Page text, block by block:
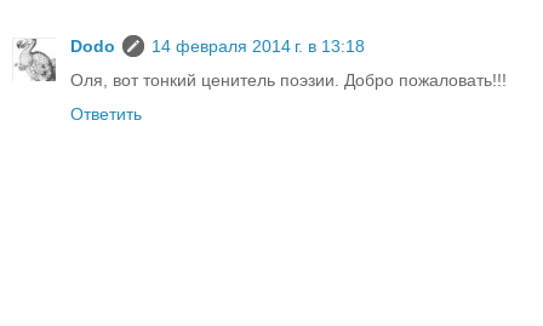
Dodo
14 февраля 2014 г. в 13:18
Оля, вот тонкий ценитель поэзии. Добро пожаловать!!!
Ответить